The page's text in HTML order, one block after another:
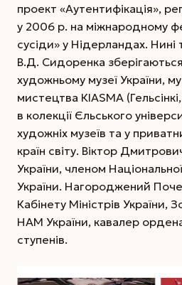
проект «Аутен­тифікація»,
у 2006 р. на міжнародному
сусіди» у Нідерландах. Нині
В.Д. Сидоренка
художньому музеї України,
мистецтва КІАSМА
в колекції Єльського
художніх музеїв та у
країн світу. Віктор
Украї­ни, членом
України. Нагороджений
Кабінету Міністрів
НАМ України, кавалер ордена
ступенів.